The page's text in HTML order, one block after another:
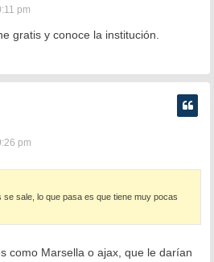
pm
gratis y conoce la institución.
pm
se sale, lo que pasa es que tiene muy pocas
como Marsella o ajax, que le darían